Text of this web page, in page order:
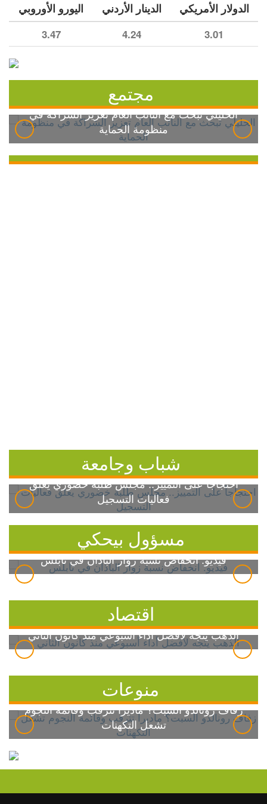
الدولار الأمريكي الدينار الأردني اليورو الأوروبي
3.01
4.24
3.47
مجتمع
الخليلي تبحث مع النائب العام تعزيز الشراكة في
منظومة الحماية
شباب وجامعة
احتجاجاً على التمييز.. مجلس طلبة خضوري يعلق
فعاليات التسجيل
مسؤول بيحكي
فيديو: انخفاض نسبة زوار الباذان في نابلس
اقتصاد
الذهب يتجه لأفضل أداء أسبوعي منذ كانون الثاني
منوعات
زفاف رونالدو السبت؟ ماديرا تترقب وقائمة النجوم
تشعل التكهنات